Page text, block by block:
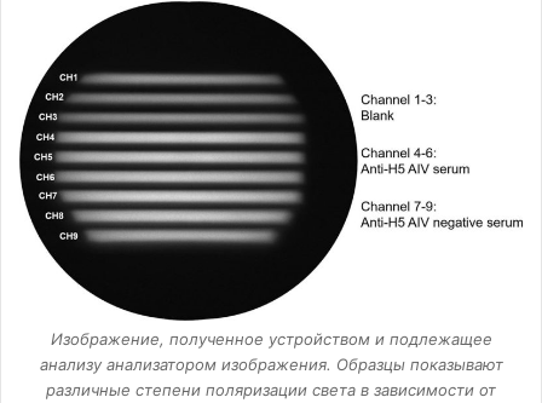
Изображение, полученное устройством и подлежащее
анализу анализатором изображения. Образцы показывают
различные степени поляризации света в зависимости от